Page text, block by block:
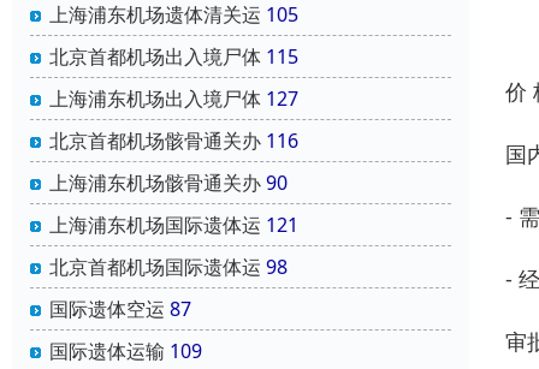
上海浦东机场遗体清关运 105
北京首都机场出入境尸体 115
上海浦东机场出入境尸体 127
北京首都机场骸骨通关办 116
上海浦东机场骸骨通关办90
上海浦东机场国际遗体运 121
北京首都机场国际遗体运 98
国际遗体空运 87
国际遗体运输 109
价
国
-
-
审